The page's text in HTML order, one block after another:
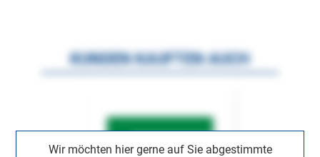
Wir möchten hier gerne auf Sie abgestimmte
KUNDEN KAUFTEN AUCH